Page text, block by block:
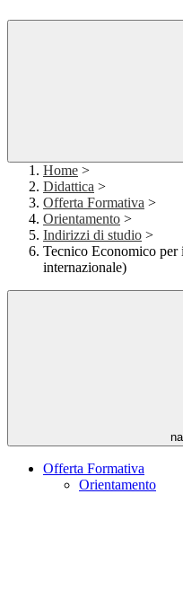
Home >
Didattica >
Offerta Formativa >
Orientamento >
Indirizzi di studio >
Tecnico Economico per
internazionale)
Offerta Formativa
Orientamento